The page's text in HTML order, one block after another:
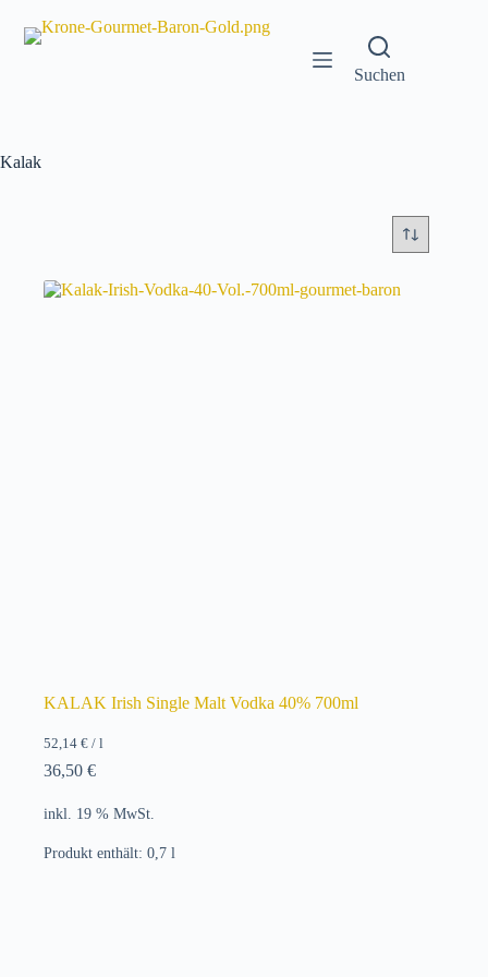
Inhalt
springen
Suchen
Kalak
KALAK Irish Single Malt Vodka 40% 700ml
52,14 € / l
36,50 €
inkl. 19 % MwSt.
Produkt enthält: 0,7 l